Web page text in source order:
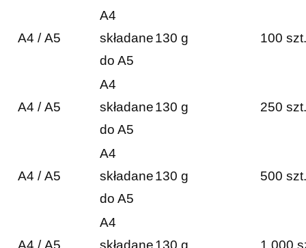
A4 / A5
A4
składane
do A5
130 g 100 szt.
A4 / A5
A4
składane
do A5
130 g 250 szt.
A4 / A5
A4
składane
do A5
130 g 500 szt.
A4 / A5
A4
składane130 g 1 000